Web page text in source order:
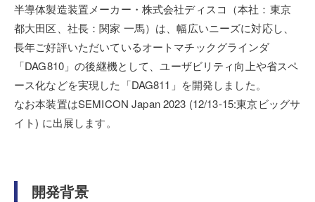
半導体製造装置メーカー・株式会社ディスコ（本社：東京
都大田区、社長：関家 一馬）は、幅広いニーズに対応し、
長年ご好評いただいているオートマチックグラインダ
「DAG810」の後継機として、ユーザビリティ向上や省スペ
ース化などを実現した「DAG811」を開発しました。
なお本装置はSEMICON Japan 2023 (12/13-15:東京ビッグサ
イト) に出展します。
開発背景